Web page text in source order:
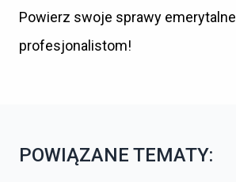
Powierz swoje sprawy emerytalne
profesjonalistom!
POWIĄZANE TEMATY: